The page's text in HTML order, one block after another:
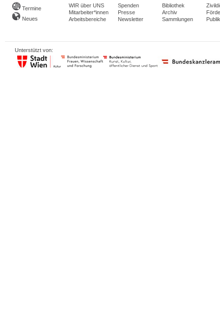
Termine
Neues
WIR über UNS
Mitarbeiter*innen
Arbeitsbereiche
Spenden
Presse
Newsletter
Bibliothek
Archiv
Sammlungen
Unterstützt von: